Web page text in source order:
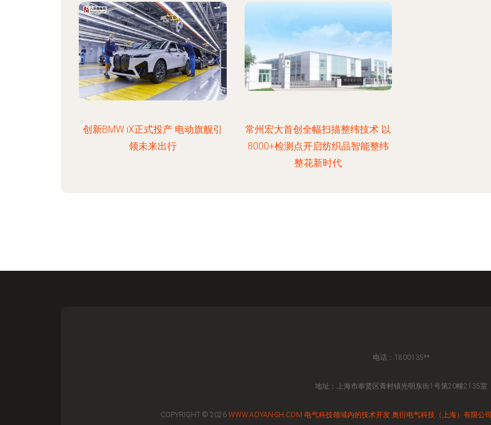
创新BMW iX正式投产 电动旗舰引
领未来出行
常州宏大首创全幅扫描整纬技术 以
8000+检测点开启纺织品智能整纬
整花新时代
电话：1800135**
地址：上海市奉贤区青村镇光明东街1号第20幢2135室
COPYRIGHT © 2026 WWW.AOYAN-SH.COM 电气科技领域内的技术开发 奥衍电气科技（上海）有限公司